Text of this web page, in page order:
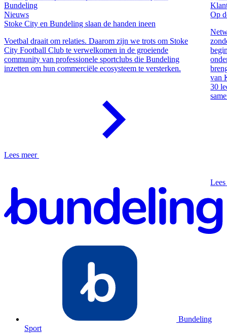
Nieuws
Stoke City en Bundeling slaan de handen ineen
Voetbal draait om relaties. Daarom zijn we trots om Stoke
City Football Club te verwelkomen in de groeiende
community van professionele sportclubs die Bundeling
inzetten om hun commerciële ecosysteem te versterken.
Lees meer
Op
van
30
Bundeling
Sport